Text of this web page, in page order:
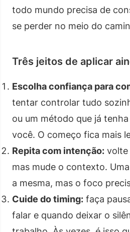
todo mundo precisa de
se perder no meio do
Três jeitos de aplicar
Escolha confiança para
tentar controlar tudo
ou um método que já
você. O começo fica mais
Repita com intenção: volte
mas mude o contexto.
a mesma, mas o foco
Cuide do timing: faça
falar e quando deixar o